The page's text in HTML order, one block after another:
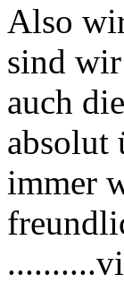
Also
sind
auch
absolut
immer